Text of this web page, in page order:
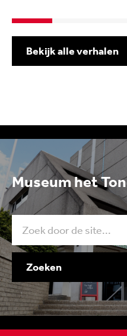
Bekijk alle verhalen
Museum het
Zoeken